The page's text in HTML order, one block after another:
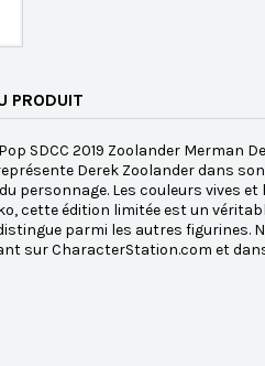
PRODUIT
SDCC 2019 Zoolander
Derek Zoolander dans
personnage. Les couleurs vives
cette édition limitée est un
parmi les autres figurines.
sur CharacterStation.com et